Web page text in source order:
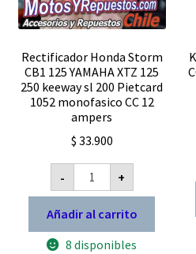
Rectificador Honda Storm
CB1 125 YAMAHA XTZ 125
250 keeway sl 200 Pietcard
1052 monofasico CC 12
ampers
$ 33.900
-
Rectificador
Honda
Storm
CB1
125
YAMAHA
XTZ
+
Añadir al carrito
8 disponibles